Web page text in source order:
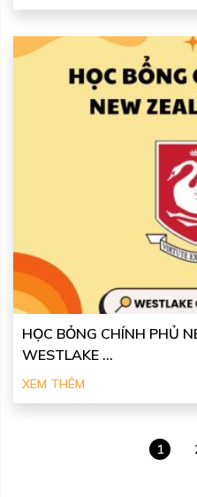
HỌC BỎNG CHÍNH PHỦ
WESTLAKE ...
XEM THÊM
1